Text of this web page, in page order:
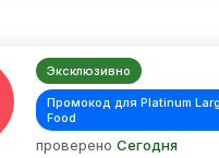
Эксклюзивно
Промокод для Platinum
Food
проверено Сегодня